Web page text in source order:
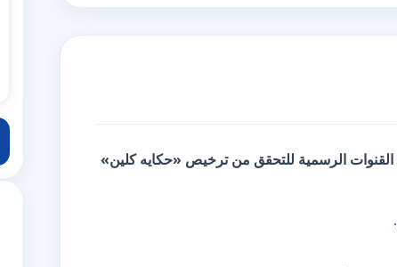
القنوات الرسمية للتحقق من ترخيص «حكايه كلين»
.